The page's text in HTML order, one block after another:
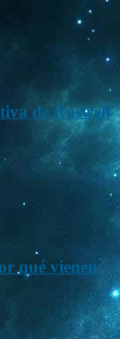
de Roswell
qué vienen